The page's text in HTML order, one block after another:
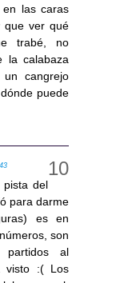
las caras
que ver qué
trabé, no
la calabaza
cangrejo
puede
pista del
para darme
es en
son
partidos al
visto :( Los